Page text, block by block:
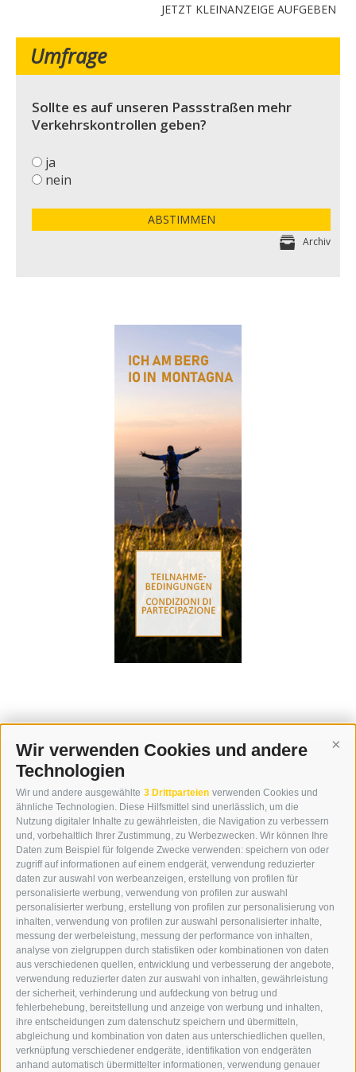
Wir verwenden Cookies und andere
Technologien
Wir und andere ausgewählte 3 Drittparteien verwenden Cookies und
ähnliche Technologien. Diese Hilfsmittel sind unerlässlich, um die
Nutzung digitaler Inhalte zu gewährleisten, die Navigation zu verbessern
und, vorbehaltlich Ihrer Zustimmung, zu Werbezwecken. Wir können Ihre
Daten zum Beispiel für folgende Zwecke verwenden: speichern von oder
zugriff auf informationen auf einem endgerät, verwendung reduzierter
daten zur auswahl von werbeanzeigen, erstellung von profilen für
personalisierte werbung, verwendung von profilen zur auswahl
personalisierter werbung, erstellung von profilen zur personalisierung von
inhalten, verwendung von profilen zur auswahl personalisierter inhalte,
messung der werbeleistung, messung der performance von inhalten,
analyse von zielgruppen durch statistiken oder kombinationen von daten
aus verschiedenen quellen, entwicklung und verbesserung der angebote,
verwendung reduzierter daten zur auswahl von inhalten, gewährleistung
der sicherheit, verhinderung und aufdeckung von betrug und
fehlerbehebung, bereitstellung und anzeige von werbung und inhalten,
ihre entscheidungen zum datenschutz speichern und übermitteln,
abgleichung und kombination von daten aus unterschiedlichen quellen,
verknüpfung verschiedener endgeräte, identifikation von endgeräten
anhand automatisch übermittelter informationen, verwendung genauer
JETZT KLEINANZEIGE AUFGEBEN
Umfrage
Sollte es auf unseren Passstraßen mehr
Verkehrskontrollen geben?
ja
nein
ABSTIMMEN
Archiv
KONTAKT
WIPP-MEDIA GMBH
DER ERKER
NEUSTADT 20A
I-39049 STERZING
TEL.: +39 0472 766876
GRAFIK@DERERKER.IT
INFO@DERERKER.IT
BARBARA.FONTANA@DERERKER.IT
DER ERKER
WERBEN IM ERKER
ONLINE-WERBUNG
SEPA-DAUERAUFTRAG
REGELN LESERKOMMENTARE
ONLINE VOTING